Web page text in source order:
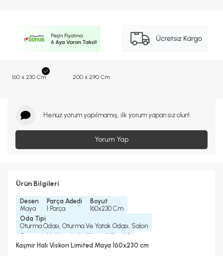
160 x 230 Cm 200 x 290 Cm
Henüz yorum yapılmamış, ilk yorum yapan siz olun!
Yorum Yap
Ürün Bilgileri
Desen
Maya
Parça Adedi
1 Parça
Boyut
160x230 Cm
Oda Tipi
Oturma Odası, Oturma Ve Yatak Odası, Salon
Çamaşır Makinesinde Yıkanabilir mi ?
Hayır
Kaşmir Halı Viskon Limited Maya 160x230 cm